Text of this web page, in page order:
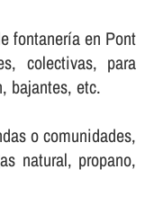
fontanerí­a en Pont
colectivas, para
bajantes, etc.
o comunidades,
natural, propano,